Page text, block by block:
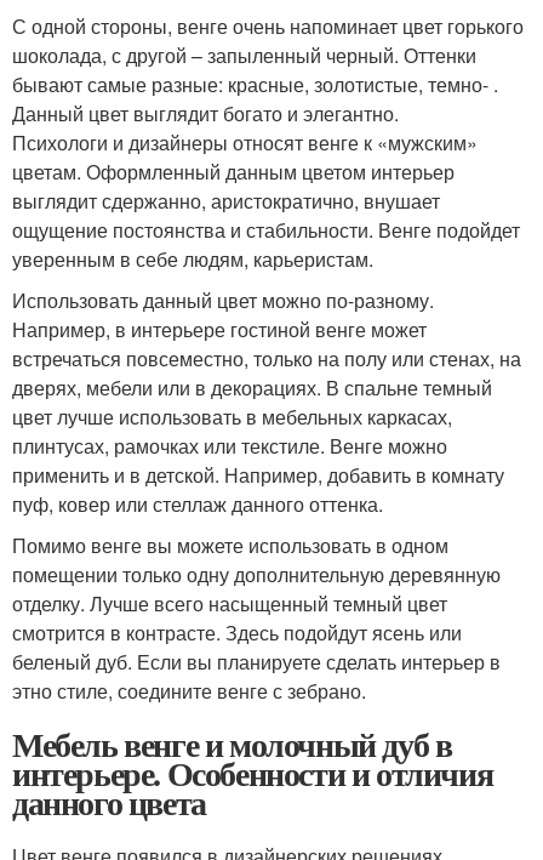
С одной стороны, венге очень напоминает цвет горького
шоколада, с другой – запыленный черный. Оттенки
бывают самые разные: красные, золотистые, темно- .
Данный цвет выглядит богато и элегантно.
Психологи и дизайнеры относят венге к «мужским»
цветам. Оформленный данным цветом интерьер
выглядит сдержанно, аристократично, внушает
ощущение постоянства и стабильности. Венге подойдет
уверенным в себе людям, карьеристам.
Использовать данный цвет можно по-разному.
Например, в интерьере гостиной венге может
встречаться повсеместно, только на полу или стенах, на
дверях, мебели или в декорациях. В спальне темный
цвет лучше использовать в мебельных каркасах,
плинтусах, рамочках или текстиле. Венге можно
применить и в детской. Например, добавить в комнату
пуф, ковер или стеллаж данного оттенка.
Помимо венге вы можете использовать в одном
помещении только одну дополнительную деревянную
отделку. Лучше всего насыщенный темный цвет
смотрится в контрасте. Здесь подойдут ясень или
беленый дуб. Если вы планируете сделать интерьер в
этно стиле, соедините венге с зебрано.
Мебель венге и молочный дуб в
интерьере. Особенности и отличия
данного цвета